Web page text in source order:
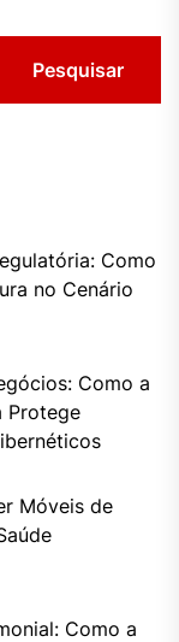
Pesquisar
Como
no Cenário
Como a
Protege
Móveis de
Como a